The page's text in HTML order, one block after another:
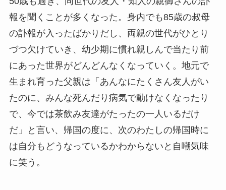
報を聞くことが多くなった。身内でも85歳の叔母
の訃報が入ったばかりだし、両親の世代がひとり
づつ欠けていき、幼少期に慣れ親しんで当たり前
にあった世界がどんどんなくなっていく。地元で
生まれ育った父親は「あんなにたくさん友人がい
たのに、みんな死んだり病気で動けなくなったり
で、今では茶飲み友達がたったの一人いるだけ
だ」と言い、帰国の度に、次のわたしの帰国時に
は自分もどうなっているかわからないと自嘲気味
に笑う。